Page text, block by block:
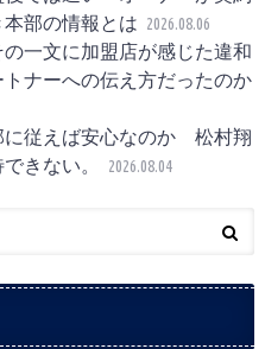
部の情報とは 2026.08.06
の一文に加盟店が感じた違和
ナーへの伝え方だったのか
に従えば安心なのか 松村翔
きない。
2026.08.04